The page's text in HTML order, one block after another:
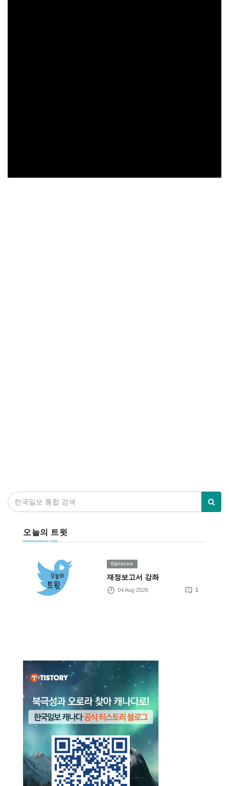
오늘의 트윗
Opinion
재정보고서 강좌
04 Aug 2026 1